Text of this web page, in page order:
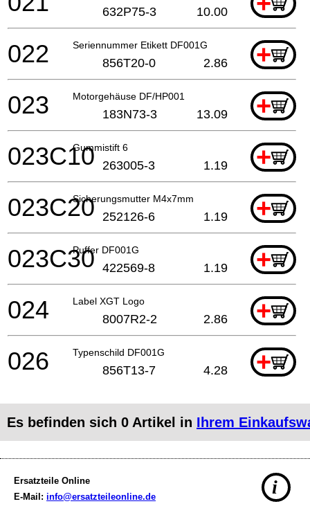
632P75-3 10.00
Seriennummer Etikett DF001G +
022 856T20-0 2.86
Motorgehäuse DF/HP001 +
023 183N73-3 13.09
Gummistift 6 +
023C10 263005-3 1.19
Sicherungsmutter M4x7mm +
023C20 252126-6 1.19
Puffer DF001G +
023C30 422569-8 1.19
Label XGT Logo +
024 8007R2-2 2.86
Typenschild DF001G +
026 856T13-7 4.28
Es befinden sich 0 Artikel in Ihrem
Ersatzteile Online
E-Mail: info@ersatzteileonline.de i